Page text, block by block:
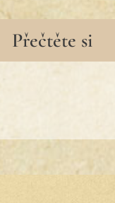
Přečtěte si